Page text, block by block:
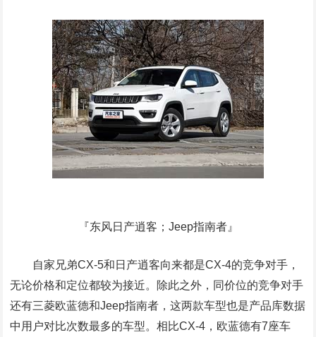
『东风日产逍客；Jeep指南者』
自家兄弟CX-5和日产逍客向来都是CX-4的竞争对手，
无论价格和定位都较为接近。除此之外，同价位的竞争对手
还有三菱欧蓝德和Jeep指南者，这两款车型也是产品库数据
中用户对比次数最多的车型。相比CX-4，欧蓝德有7座车